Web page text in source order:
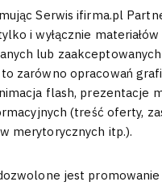
Serwis ifirma.pl
i wyłącznie
lub
zarówno opracowań
flash, prezentacje
(treść oferty,
merytorycznych itp.).
jest promowanie